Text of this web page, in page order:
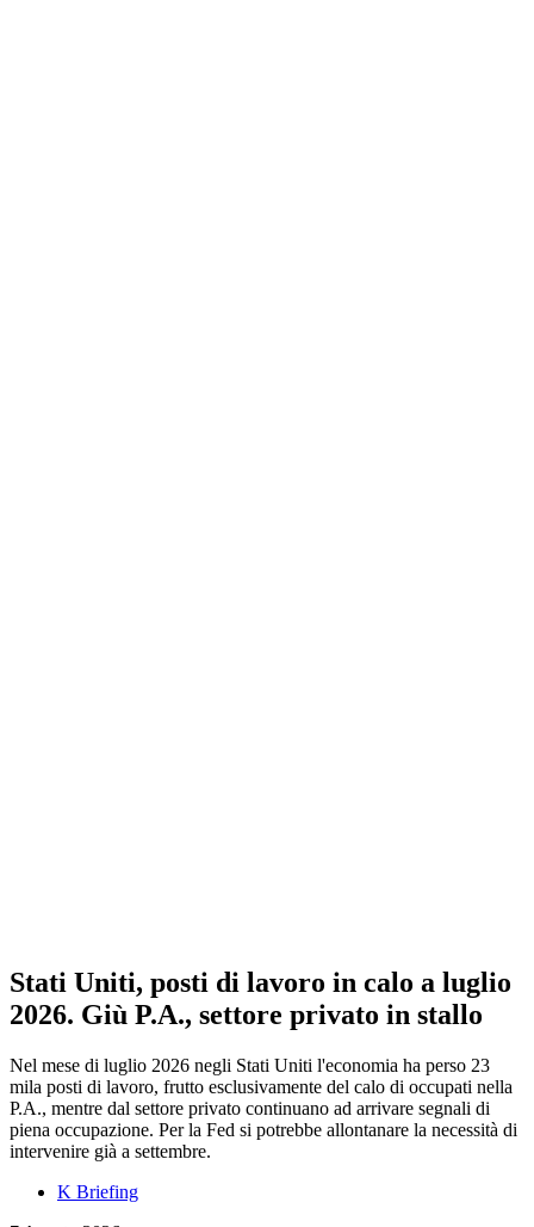
Stati Uniti, posti di lavoro in calo a luglio
2026. Giù P.A., settore privato in stallo
Nel mese di luglio 2026 negli Stati Uniti l'economia ha perso 23
mila posti di lavoro, frutto esclusivamente del calo di occupati nella
P.A., mentre dal settore privato continuano ad arrivare segnali di
piena occupazione. Per la Fed si potrebbe allontanare la necessità di
intervenire già a settembre.
K Briefing